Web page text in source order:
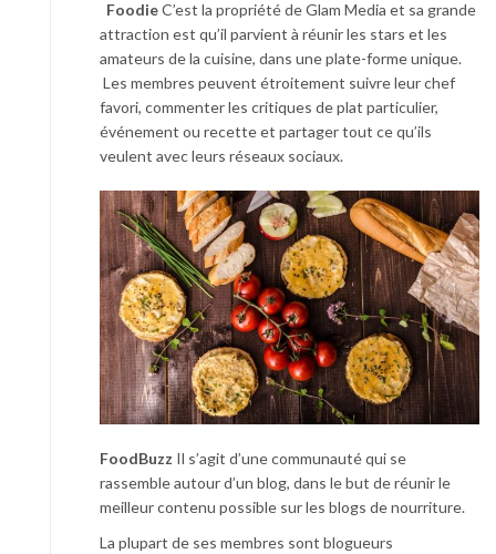
FoodieC’est la propriété de Glam Media et sa grande
attraction est qu’il parvient à réunir les stars et les
amateurs de la cuisine, dans une plate-forme unique.
Les membres peuvent étroitement suivre leur chef
favori, commenter les critiques de plat particulier,
événement ou recette et partager tout ce qu’ils
veulent avec leurs réseaux sociaux.
FoodBuzz Il s’agit d’une communauté qui se
rassemble autour d’un blog, dans le but de réunir le
meilleur contenu possible sur les blogs de nourriture.
La plupart de ses membres sont blogueurs